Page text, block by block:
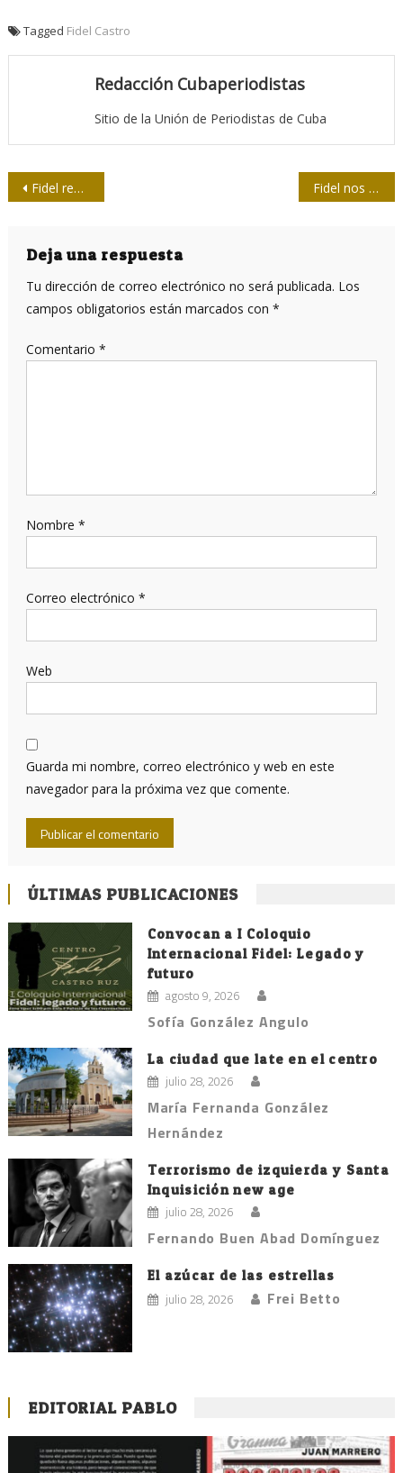
Tagged Fidel Castro
Redacción Cubaperiodistas
Sitio de la Unión de Periodistas de Cuba
Navegación
entradas
Fidel regresa a Bayamo Fidel nos enseñó a ser periodistas
Deja una respuesta
Tu dirección de correo electrónico no será publicada. Los
campos obligatorios están marcados con *
Comentario *
Nombre *
Correo electrónico *
Web
Guarda mi nombre, correo electrónico y web en este
navegador para la próxima vez que comente.
ÚLTIMAS PUBLICACIONES
Convocan a I Coloquio
Internacional Fidel: Legado y
futuro
agosto 9, 2026
Sofía González Angulo
La ciudad que late en el centro
julio 28, 2026
María Fernanda González
Hernández
Terrorismo de izquierda y Santa
Inquisición new age
julio 28, 2026
Fernando Buen Abad Domínguez
El azúcar de las estrellas
julio 28, 2026 Frei Betto
EDITORIAL PABLO